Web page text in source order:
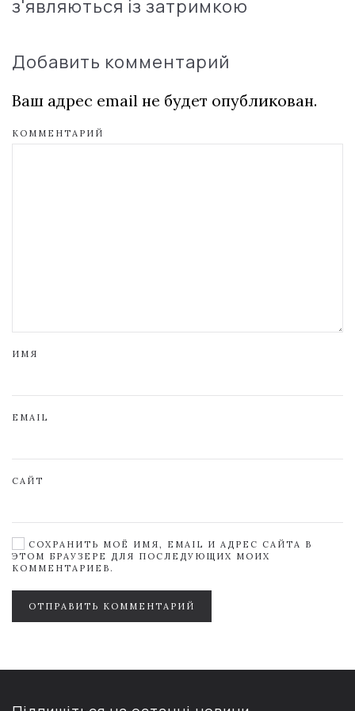
з'являються із затримкою
Добавить комментарий
Ваш адрес email не будет опубликован.
КОММЕНТАРИЙ
ИМЯ
EMAIL
САЙТ
СОХРАНИТЬ МОЁ ИМЯ, EMAIL И АДРЕС САЙТА В
ЭТОМ БРАУЗЕРЕ ДЛЯ ПОСЛЕДУЮЩИХ МОИХ
КОММЕНТАРИЕВ.
ОТПРАВИТЬ КОММЕНТАРИЙ